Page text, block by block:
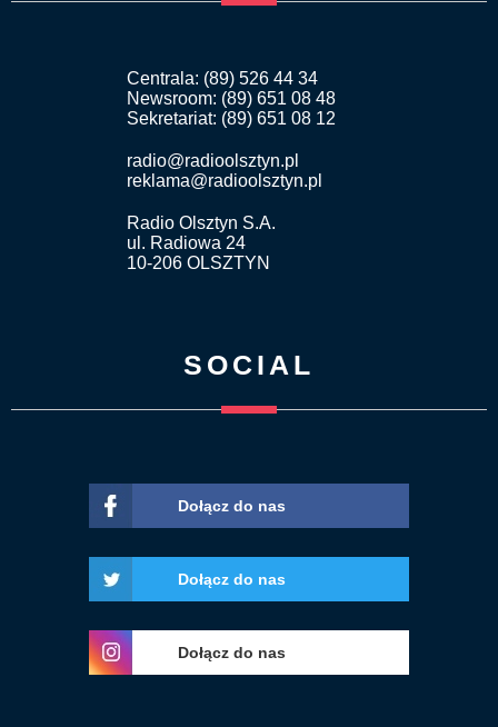
Centrala: (89) 526 44 34
Newsroom: (89) 651 08 48
Sekretariat: (89) 651 08 12
radio@radioolsztyn.pl
reklama@radioolsztyn.pl
Radio Olsztyn S.A.
ul. Radiowa 24
10-206 OLSZTYN
SOCIAL
Dołącz do nas
Dołącz do nas
Dołącz do nas